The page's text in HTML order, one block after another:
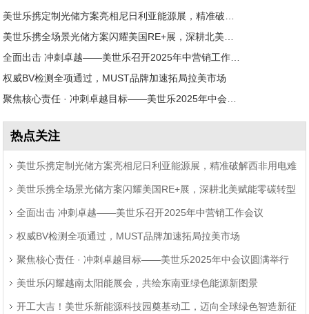
美世乐携定制光储方案亮相尼日利亚能源展，精准破解西非用电难题
美世乐携全场景光储方案闪耀美国RE+展，深耕北美赋能零碳转型
全面出击 冲刺卓越——美世乐召开2025年中营销工作会议
权威BV检测全项通过，MUST品牌加速拓局拉美市场
聚焦核心责任 · 冲刺卓越目标——美世乐2025年中会议圆满举行
热点关注
美世乐携定制光储方案亮相尼日利亚能源展，精准破解西非用电难
题 美世乐携全场景光储方案闪耀美国RE+展，深耕北美赋能零碳转型
全面出击 冲刺卓越——美世乐召开2025年中营销工作会议
权威BV检测全项通过，MUST品牌加速拓局拉美市场
聚焦核心责任 · 冲刺卓越目标——美世乐2025年中会议圆满举行
美世乐闪耀越南太阳能展会，共绘东南亚绿色能源新图景
开工大吉！美世乐新能源科技园奠基动工，迈向全球绿色智造新征